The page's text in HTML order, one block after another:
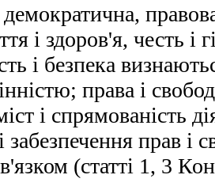
і здоров'я, честь і
і безпека
права і
і спрямованість
забезпечення прав і
(статті 1, 3